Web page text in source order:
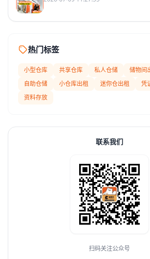
热门标签
小型仓库 共享仓库 私人仓储 储物间
自助仓储
小仓库出租 迷你仓出租
凭
资料存放
联系我们
扫码关注公众号